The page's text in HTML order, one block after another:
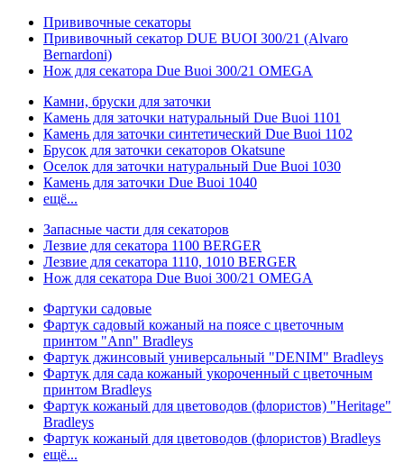
Прививочные секаторы
Прививочный секатор DUE BUOI 300/21 (Alvaro
Bernardoni)
Нож для секатора Due Buoi 300/21 OMEGA
Камни, бруски для заточки
Камень для заточки натуральный Due Buoi 1101
Камень для заточки синтетический Due Buoi 1102
Брусок для заточки секаторов Okatsune
Оселок для заточки натуральный Due Buoi 1030
Камень для заточки Due Buoi 1040
ещё...
Запасные части для секаторов
Лезвие для секатора 1100 BERGER
Лезвие для секатора 1110, 1010 BERGER
Нож для секатора Due Buoi 300/21 OMEGA
Фартуки садовые
Фартук садовый кожаный на поясе с цветочным
принтом "Ann" Bradleys
Фартук джинсовый универсальный "DENIM" Bradleys
Фартук для сада кожаный укороченный с цветочным
принтом Bradleys
Фартук кожаный для цветоводов (флористов) "Heritage"
Bradleys
Фартук кожаный для цветоводов (флористов) Bradleys
ещё...